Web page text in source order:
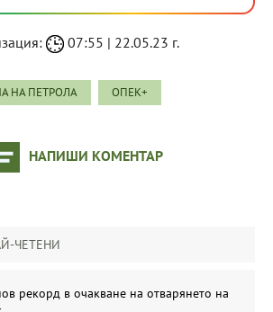
07:55 | 22.05.23 г.
НА ПЕТРОЛА ОПЕК+
НАПИШИ КОМЕНТАР
ЧЕТЕНИ
рекорд в очакване на отварянето на